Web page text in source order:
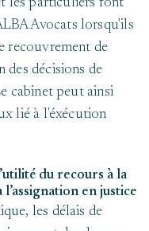
les particuliers font
Avocats lorsqu'ils
recouvrement de
des décisions de
cabinet peut ainsi
lié à l'éxécution
du recours à la
en justice
les délais de